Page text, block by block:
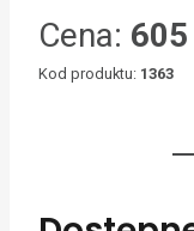
Cena:
Kod produktu: 1363